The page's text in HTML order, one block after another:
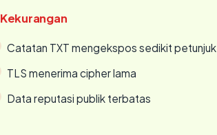
Kekurangan
Catatan TXT mengekspos sedikit petunjuk
TLS menerima cipher lama
Data reputasi publik terbatas